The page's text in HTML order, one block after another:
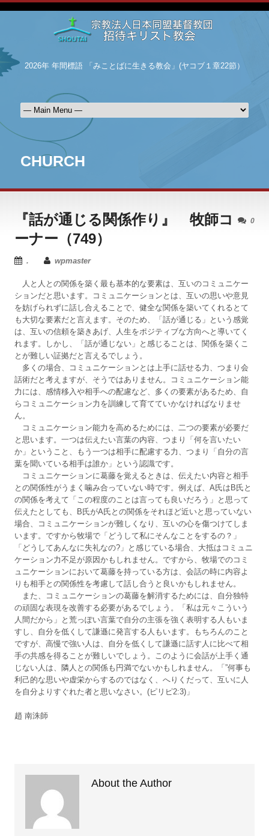
2026年 年間標語 「みことばに生きる教会」(ヤコブ１章22節）
CHURCH
0
『話が通じる関係作り』 牧師コ
ーナー（749）
. wpmaster
人と人との関係を築く最も基本的な要素は、互いのコミュニケー
ションだと思います。コミュニケーションとは、互いの思いや意見
を妨げられずに話し合えることで、健全な関係を築いてくれるとて
も大切な要素だと言えます。そのため、「話が通じる」という感覚
は、互いの信頼を築きあげ、人生をポジティブな方向へと導いてく
れます。しかし、「話が通じない」と感じることは、関係を築くこ
とが難しい証拠だと言えるでしょう。
多くの場合、コミュニケーションとは上手に話せる力、つまり会
話術だと考えますが、そうではありません。コミュニケーション能
力には、感情移入や相手への配慮など、多くの要素があるため、自
らコミュニケーション力を訓練して育てていかなければなりませ
ん。
コミュニケーション能力を高めるためには、二つの要素が必要だ
と思います。一つは伝えたい言葉の内容、つまり「何を言いたい
か」ということ、もう一つは相手に配慮する力、つまり「自分の言
葉を聞いている相手は誰か」という認識です。
コミュニケーションに葛藤を覚えるときは、伝えたい内容と相手
との関係性がうまく噛み合っていない時です。例えば、A氏はB氏と
の関係を考えて「この程度のことは言っても良いだろう」と思って
伝えたとしても、B氏がA氏との関係をそれほど近いと思っていない
場合、コミュニケーションが難しくなり、互いの心を傷つけてしま
います。ですから牧場で「どうして私にそんなことをするの？」
「どうしてあんなに失礼なの?」と感じている場合、大抵はコミュニ
ケーション力不足が原因かもしれません。ですから、牧場でのコミ
ュニケーションにおいて葛藤を持っている方は、会話の時に内容よ
りも相手との関係性を考慮して話し合うと良いかもしれません。
また、コミュニケーションの葛藤を解消するためには、自分独特
の頑固な表現を改善する必要があるでしょう。「私は元々こういう
人間だから」と荒っぽい言葉で自分の主張を強く表明する人もいま
すし、自分を低くして謙遜に発言する人もいます。もちろんのこと
ですが、高慢で強い人は、自分を低くして謙遜に話す人に比べて相
手の共感を得ることが難しいでしょう。このように会話が上手く通
じない人は、隣人との関係も円満でないかもしれません。「”何事も
利己的な思いや虚栄からするのではなく、へりくだって、互いに人
を自分よりすぐれた者と思いなさい。(ピリピ2:3)」
趙 南洙師
About the Author